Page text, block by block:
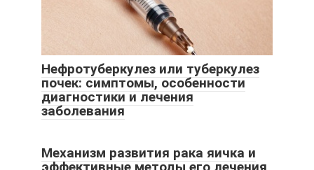
Нефротуберкулез или туберкулез
почек: симптомы, особенности
диагностики и лечения
заболевания
Механизм развития рака яичка и